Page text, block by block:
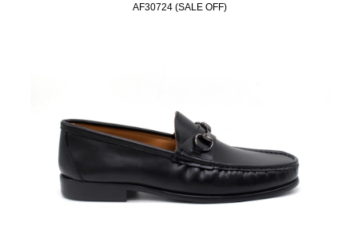
AF30724 (SALE OFF)